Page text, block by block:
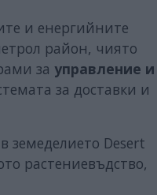
и енергийните
район, чиято
за управление и
за доставки и
земеделието Desert
растениевъдство,